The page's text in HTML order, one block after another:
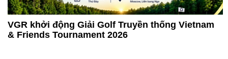
VGR khởi động Giải Golf Truyền thống Vietnam
& Friends Tournament 2026